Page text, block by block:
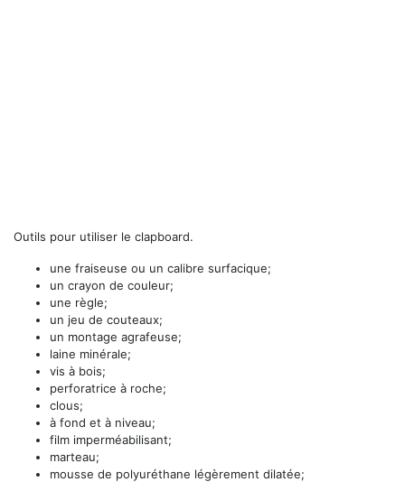
Outils pour utiliser le clapboard.
une fraiseuse ou un calibre surfacique;
un crayon de couleur;
une règle;
un jeu de couteaux;
un montage agrafeuse;
laine minérale;
vis à bois;
perforatrice à roche;
clous;
à fond et à niveau;
film imperméabilisant;
marteau;
mousse de polyuréthane légèrement dilatée;